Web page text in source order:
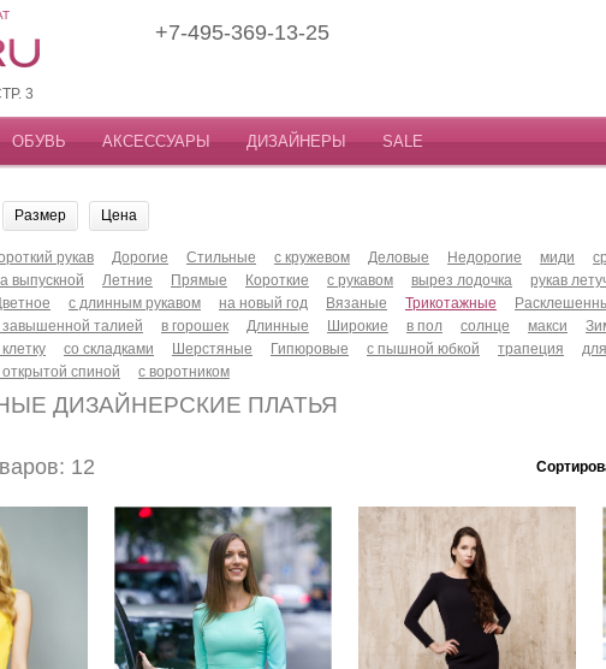
3
+7-495-369-13-25
ОБУВЬ АКСЕССУАРЫ ДИЗАЙНЕРЫ SALE
Размер Цена
рукав Дорогие Стильные с кружевом Деловые Недорогие миди
выпускной
Летние Прямые Короткие с рукавом вырез лодочка рукав
с длинным рукавом на новый год Вязаные Трикотажные
завышенной талией
в горошек Длинные Широкие в пол солнце макси
клетку
со складками Шерстяные Гипюровые с пышной юбкой трапеция
открытой спиной
с воротником
ДИЗАЙНЕРСКИЕ ПЛАТЬЯ
12